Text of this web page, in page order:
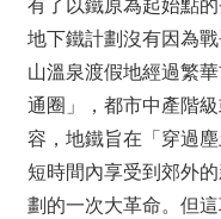
地下鐵計劃沒有因為
山溫泉渡假地經過繁
通圈」，都市中產階
容，地鐵旨在「穿過
短時間內享受到郊外
劃的一次大革命。但